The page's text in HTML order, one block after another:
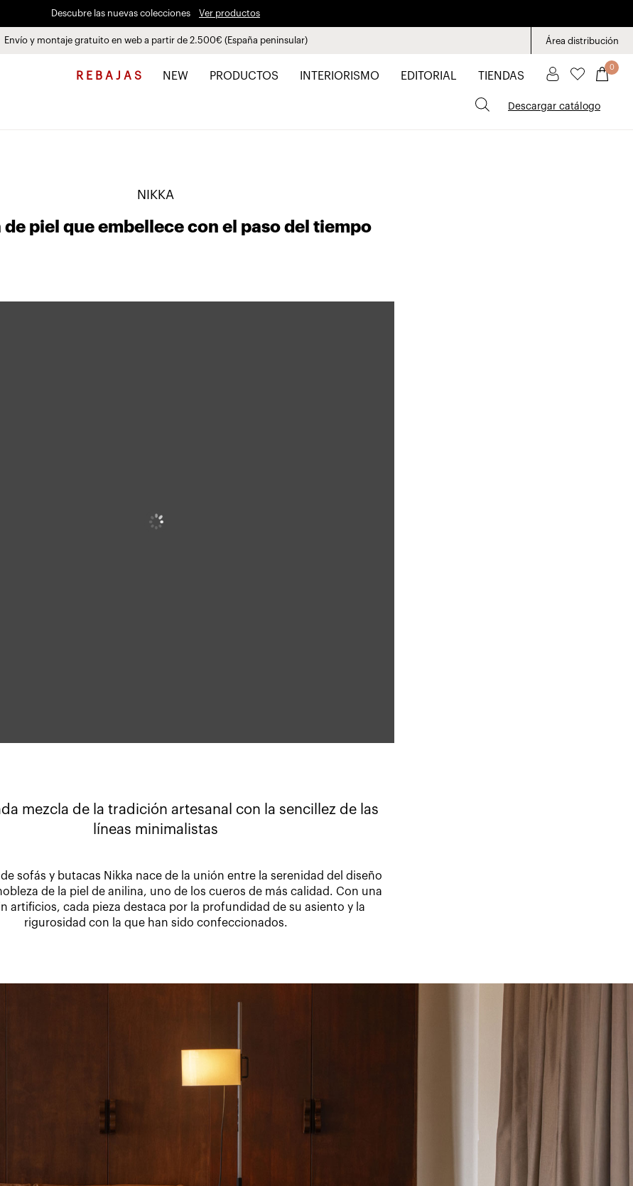
Paga a plazos hasta 3 meses sin intereses 0% TAE
Descubre las nuevas coleccionesVer productos
Envío y montaje gratuito en web a partir de 2.500€ (España peninsular) Área distribución
R E B A J A S NEW PRODUCTOS INTERIORISMO EDITORIAL TIENDAS
0
Descargar catálogo
NIKKA
de piel que embellece con el paso del tiempo
mezcla de la tradición artesanal con la sencillez de las
líneas minimalistas
sofás y butacas Nikka nace de la unión entre la serenidad del diseño
de la piel de anilina, uno de los cueros de más calidad. Con una
artificios, cada pieza destaca por la profundidad de su asiento y la
rigurosidad con la que han sido confeccionados.